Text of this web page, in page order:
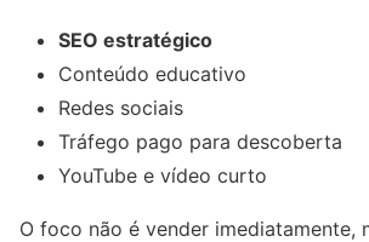
SEO estratégico
Conteúdo educativo
Redes sociais
Tráfego pago para descoberta
YouTube e vídeo curto
O foco não é vender imediatamente,